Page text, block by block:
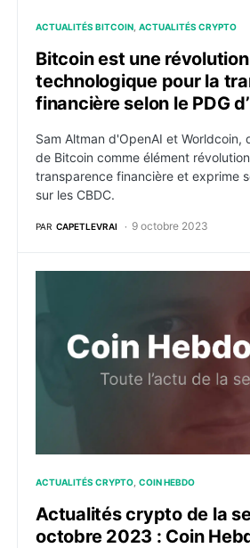
ACTUALITÉS BITCOIN ACTUALITÉS CRYPTO
Bitcoin est une révolution
technologique pour la
financière selon le PDG
Sam Altman d'OpenAI et
de Bitcoin comme élément
transparence financière et exprime
sur les CBDC.
PAR CAPETLEVRAI 9 octobre 2023
ACTUALITÉS CRYPTO COIN HEBDO
Actualités crypto de la
octobre 2023 : Coin